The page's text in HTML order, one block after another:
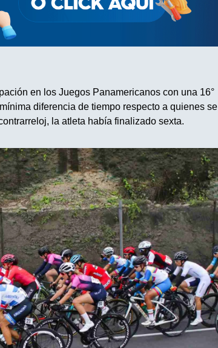
en los Juegos Panamericanos con una 16°
diferencia de tiempo respecto a quienes se
la atleta había finalizado sexta.